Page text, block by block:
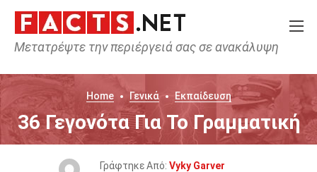
Μετατρέψτε την περιέργειά σας σε ανακάλυψη
Home Γενικά Εκπαίδευση
36 Γεγονότα Για Το Γραμματική
Γράφτηκε Από: Vyky Garver